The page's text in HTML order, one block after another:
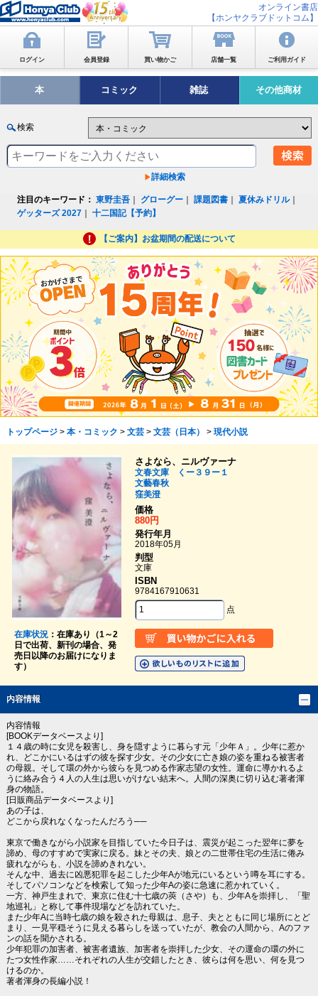
オンライン書店
【ホンヤクラブドットコム】
ログイン 会員登録 買い物かご 店舗一覧 ご利用ガイド
本 コミック 雑誌 その他商材
検索
詳細検索
注目のキーワード： 東野圭吾 グローグー ｜課題図書 ｜夏休みドリル｜
ゲッターズ 2027 ｜十二国記【予約】
【ご案内】お盆期間の配送について
トップページ> 本・コミック > 文芸> 文芸（日本） > 現代小説
在庫状況：在庫あり（1～2
日で出荷、新刊の場合、発
売日以降のお届けになりま
す）
さよなら、ニルヴァーナ
文春文庫 くー３９ー１
文藝春秋
窪美澄
価格
880円
発行年月
2018年05月
判型
文庫
ISBN
9784167910631
点
内容情報
内容情報
[BOOKデータベースより]
１４歳の時に女児を殺害し、身を隠すように暮らす元「少年Ａ」。少年に惹か
れ、どこかにいるはずの彼を探す少女。その少女に亡き娘の姿を重ねる被害者
の母親。そして環の外から彼らを見つめる作家志望の女性。運命に導かれるよ
うに絡み合う４人の人生は思いがけない結末へ。人間の深奥に切り込む著者渾
身の物語。
[日販商品データベースより]
あの子は、
どこから戻れなくなったんだろう──
東京で働きながら小説家を目指していた今日子は、震災が起こった翌年に夢を
諦め、母のすすめで実家に戻る。妹とその夫、娘との二世帯住宅の生活に倦み
疲れながらも、小説を諦めきれない。
そんな中、過去に凶悪犯罪を起こした少年Aが地元にいるという噂を耳にする。
そしてパソコンなどを検索して知った少年Aの姿に急速に惹かれていく。
一方、神戸生まれで、東京に住む十七歳の莢（さや）も、少年Aを崇拝し、「聖
地巡礼」と称して事件現場などを訪れていた。
また少年Aに当時七歳の娘を殺された母親は、息子、夫とともに同じ場所にとど
まり、一見平穏そうに見える暮らしを送っていたが、教会の人間から、Aのファ
ンの話を聞かされる。
少年犯罪の加害者、被害者遺族、加害者を崇拝した少女、その運命の環の外に
たつ女性作家……それぞれの人生が交錯したとき、彼らは何を思い、何を見つ
けるのか。
著者渾身の長編小説！